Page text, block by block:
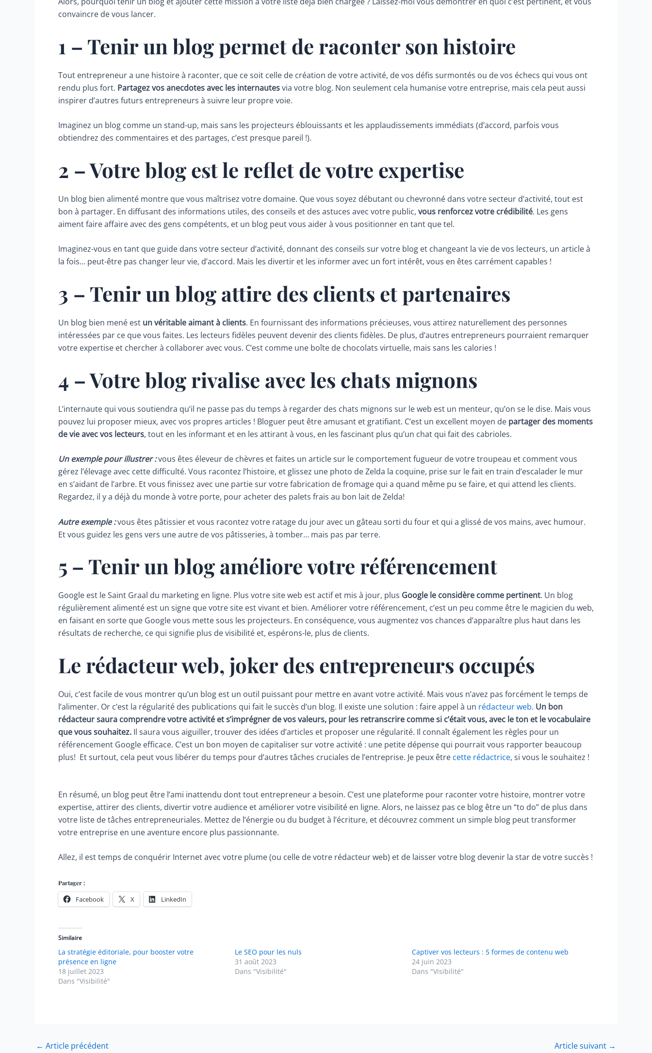
convaincre de vous lancer.
1 – Tenir un blog permet de raconter son histoire
Tout entrepreneur a une histoire à raconter, que ce soit celle de création de votre activité, de vos défis surmontés ou de vos échecs qui vous ont
rendu plus fort. Partagez vos anecdotes avec les internautesvia votre blog. Non seulement cela humanise votre entreprise, mais cela peut aussi
inspirer d’autres futurs entrepreneurs à suivre leur propre voie.
Imaginez un blog comme un stand-up, mais sans les projecteurs éblouissants et les applaudissements immédiats (d’accord, parfois vous
obtiendrez des commentaires et des partages, c’est presque pareil !).
2 – Votre blog est le reflet de votre expertise
Un blog bien alimenté montre que vous maîtrisez votre domaine. Que vous soyez débutant ou chevronné dans votre secteur d’activité, tout est
bon à partager. En diffusant des informations utiles, des conseils et des astuces avec votre public, vous renforcez votre crédibilité. Les gens
aiment faire affaire avec des gens compétents, et un blog peut vous aider à vous positionner en tant que tel.
Imaginez-vous en tant que guide dans votre secteur d’activité, donnant des conseils sur votre blog et changeant la vie de vos lecteurs, un article à
la fois… peut-être pas changer leur vie, d’accord. Mais les divertir et les informer avec un fort intérêt, vous en êtes carrément capables !
3 – Tenir un blog attire des clients et partenaires
Un blog bien mené est un véritable aimant à clients. En fournissant des informations précieuses, vous attirez naturellement des personnes
intéressées par ce que vous faites. Les lecteurs fidèles peuvent devenir des clients fidèles. De plus, d’autres entrepreneurs pourraient remarquer
votre expertise et chercher à collaborer avec vous. C’est comme une boîte de chocolats virtuelle, mais sans les calories !
4 – Votre blog rivalise avec les chats mignons
L’internaute qui vous soutiendra qu’il ne passe pas du temps à regarder des chats mignons sur le web est un menteur, qu’on se le dise. Mais vous
pouvez lui proposer mieux, avec vos propres articles ! Bloguer peut être amusant et gratifiant. C’est un excellent moyen de partager des moments
de vie avec vos lecteurs, tout en les informant et en les attirant à vous, en les fascinant plus qu’un chat qui fait des cabrioles.
Un exemple pour illustrer :vous êtes éleveur de chèvres et faites un article sur le comportement fugueur de votre troupeau et comment vous
gérez l’élevage avec cette difficulté. Vous racontez l’histoire, et glissez une photo de Zelda la coquine, prise sur le fait en train d’escalader le mur
en s’aidant de l’arbre. Et vous finissez avec une partie sur votre fabrication de fromage qui a quand même pu se faire, et qui attend les clients.
Regardez, il y a déjà du monde à votre porte, pour acheter des palets frais au bon lait de Zelda!
Autre exemple :vous êtes pâtissier et vous racontez votre ratage du jour avec un gâteau sorti du four et qui a glissé de vos mains, avec humour.
Et vous guidez les gens vers une autre de vos pâtisseries, à tomber… mais pas par terre.
5 – Tenir un blog améliore votre référencement
Google est le Saint Graal du marketing en ligne. Plus votre site web est actif et mis à jour, plus Google le considère comme pertinent. Un blog
régulièrement alimenté est un signe que votre site est vivant et bien. Améliorer votre référencement, c’est un peu comme être le magicien du web,
en faisant en sorte que Google vous mette sous les projecteurs. En conséquence, vous augmentez vos chances d’apparaître plus haut dans les
résultats de recherche, ce qui signifie plus de visibilité et, espérons-le, plus de clients.
Le rédacteur web, joker des entrepreneurs occupés
Oui, c’est facile de vous montrer qu’un blog est un outil puissant pour mettre en avant votre activité. Mais vous n’avez pas forcément le temps de
l’alimenter. Or c’est la régularité des publications qui fait le succès d’un blog. Il existe une solution : faire appel à un rédacteur web. Un bon
rédacteur saura comprendre votre activité et s’imprégner de vos valeurs, pour les retranscrire comme si c’était vous, avec le ton et le vocabulaire
que vous souhaitez. Il saura vous aiguiller, trouver des idées d’articles et proposer une régularité. Il connaît également les règles pour un
référencement Google efficace. C’est un bon moyen de capitaliser sur votre activité : une petite dépense qui pourrait vous rapporter beaucoup
plus! Et surtout, cela peut vous libérer du temps pour d’autres tâches cruciales de l’entreprise. Je peux être cette rédactrice, si vous le souhaitez !
En résumé, un blog peut être l’ami inattendu dont tout entrepreneur a besoin. C’est une plateforme pour raconter votre histoire, montrer votre
expertise, attirer des clients, divertir votre audience et améliorer votre visibilité en ligne. Alors, ne laissez pas ce blog être un “to do” de plus dans
votre liste de tâches entrepreneuriales. Mettez de l’énergie ou du budget à l’écriture, et découvrez comment un simple blog peut transformer
votre entreprise en une aventure encore plus passionnante.
Allez, il est temps de conquérir Internet avec votre plume (ou celle de votre rédacteur web) et de laisser votre blog devenir la star de votre succès !
Partager :
Facebook X LinkedIn
Similaire
La stratégie éditoriale, pour booster votre
présence en ligne
18 juillet 2023
Dans "Visibilité"
Le SEO pour les nuls
31 août 2023
Dans "Visibilité"
Captiver vos lecteurs : 5 formes de contenu web
24 juin 2023
Dans "Visibilité"
Navigation
← Article précédent Article suivant →